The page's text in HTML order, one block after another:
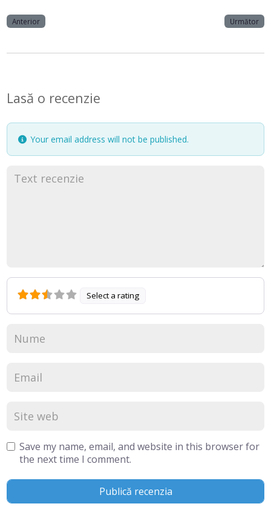
Anterior Următor
Lasă o recenzie
Your email address will not be published.
Select a rating
Save my name, email, and website in this browser for
the next time I comment.